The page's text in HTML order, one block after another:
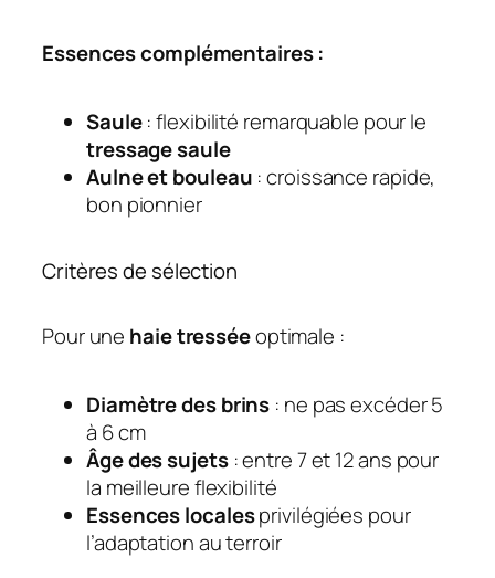
Essences complémentaires :
Saule: flexibilité remarquable pour le
tressage saule
Aulne et bouleau : croissance rapide,
bon pionnier
Critères de sélection
Pour une haie tresséeoptimale :
Diamètre des brins : ne pas excéder 5
à 6 cm
Âge des sujets: entre 7 et 12 ans pour
la meilleure flexibilité
Essences localesprivilégiées pour
l’adaptation au terroir